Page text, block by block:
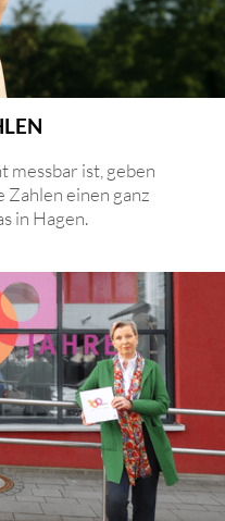
messbar ist, geben
einen ganz
in Hagen.